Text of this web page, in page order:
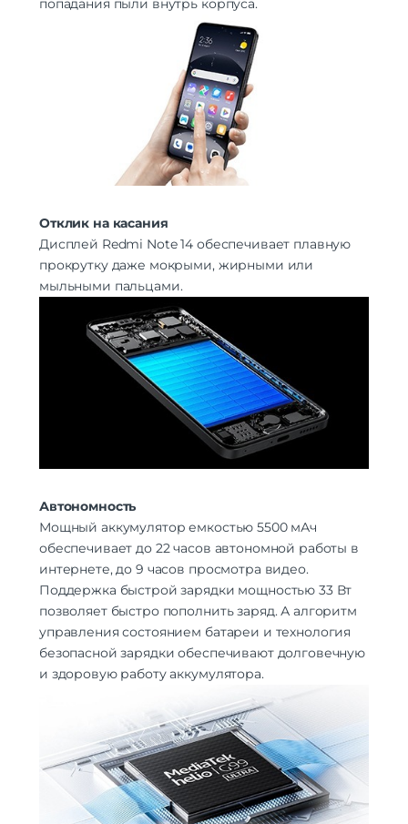
Отклик на касания
Дисплей Redmi Note 14 обеспечивает плавную
прокрутку даже мокрыми, жирными или
мыльными пальцами.
Автономность
Мощный аккумулятор емкостью 5500 мАч
обеспечивает до 22 часов автономной работы в
интернете, до 9 часов просмотра видео.
Поддержка быстрой зарядки мощностью 33 Вт
позволяет быстро пополнить заряд. А алгоритм
управления состоянием батареи и технология
безопасной зарядки обеспечивают долговечную
и здоровую работу аккумулятора.